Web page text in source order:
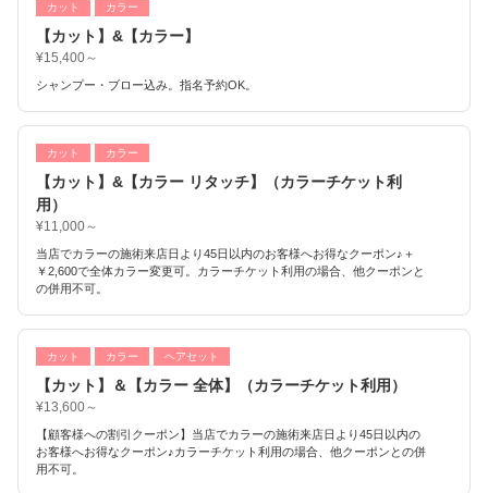
カット カラー
【カット】&【カラー】
¥15,400～
シャンプー・ブロー込み。指名予約OK。
カット カラー
【カット】&【カラー リタッチ】（カラーチケット利
用）
¥11,000～
当店でカラーの施術来店日より45日以内のお客様へお得なクーポン♪＋
￥2,600で全体カラー変更可。カラーチケット利用の場合、他クーポンと
の併用不可。
カット カラー ヘアセット
【カット】＆【カラー 全体】（カラーチケット利用）
¥13,600～
【顧客様への割引クーポン】当店でカラーの施術来店日より45日以内の
お客様へお得なクーポン♪カラーチケット利用の場合、他クーポンとの併
用不可。